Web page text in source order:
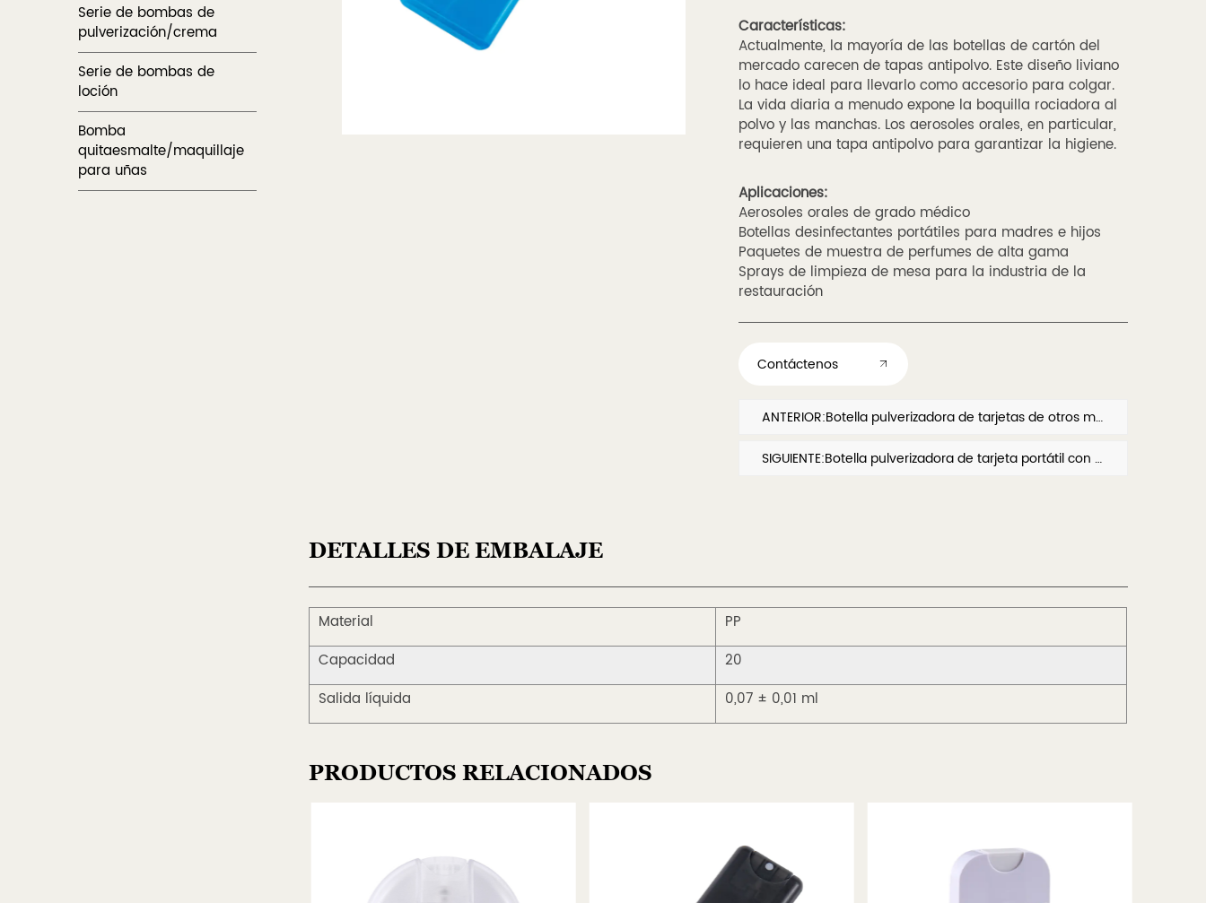
Serie de bombas de
pulverización/crema
Serie de bombas de
loción
Bomba
quitaesmalte/maquillaje
para uñas
Características:
Actualmente, la mayoría de las botellas de cartón del
mercado carecen de tapas antipolvo. Este diseño liviano
lo hace ideal para llevarlo como accesorio para colgar.
La vida diaria a menudo expone la boquilla rociadora al
polvo y las manchas. Los aerosoles orales, en particular,
requieren una tapa antipolvo para garantizar la higiene.
Aplicaciones:
Aerosoles orales de grado médico
Botellas desinfectantes portátiles para madres e hijos
Paquetes de muestra de perfumes de alta gama
Sprays de limpieza de mesa para la industria de la
restauración
Contáctenos
ANTERIOR:Botella pulverizadora de tarjetas de otros materiales (ABS, PETG)
SIGUIENTE:Botella pulverizadora de tarjeta portátil con gancho
DETALLES DE EMBALAJE
Material
PP
Capacidad
20
Salida líquida
0,07 ± 0,01 ml
PRODUCTOS RELACIONADOS